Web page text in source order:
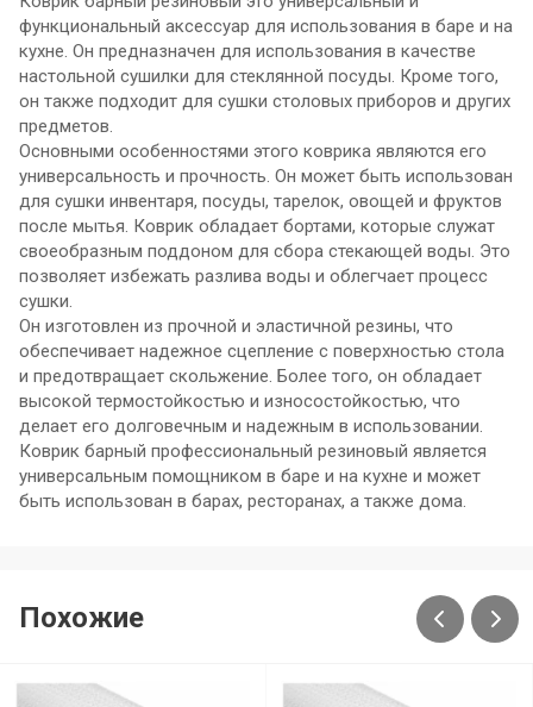
функциональный аксессуар для использования в баре и на
кухне. Он предназначен для использования в качестве
настольной сушилки для стеклянной посуды. Кроме того,
он также подходит для сушки столовых приборов и других
предметов.
Основными особенностями этого коврика являются его
универсальность и прочность. Он может быть использован
для сушки инвентаря, посуды, тарелок, овощей и фруктов
после мытья. Коврик обладает бортами, которые служат
своеобразным поддоном для сбора стекающей воды. Это
позволяет избежать разлива воды и облегчает процесс
сушки.
Он изготовлен из прочной и эластичной резины, что
обеспечивает надежное сцепление с поверхностью стола
и предотвращает скольжение. Более того, он обладает
высокой термостойкостью и износостойкостью, что
делает его долговечным и надежным в использовании.
Коврик барный профессиональный резиновый является
универсальным помощником в баре и на кухне и может
быть использован в барах, ресторанах, а также дома.
Похожие